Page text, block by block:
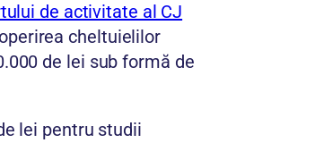
de activitate al CJ
cheltuielilor
de lei sub formă de
lei pentru studii